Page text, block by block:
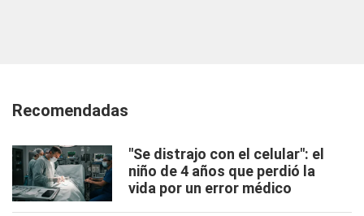
Recomendadas
"Se distrajo con el celular": el
niño de 4 años que perdió la
vida por un error médico